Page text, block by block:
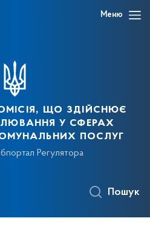
Меню
що здійснює
у сферах
послуг
Регулятора
Пошук